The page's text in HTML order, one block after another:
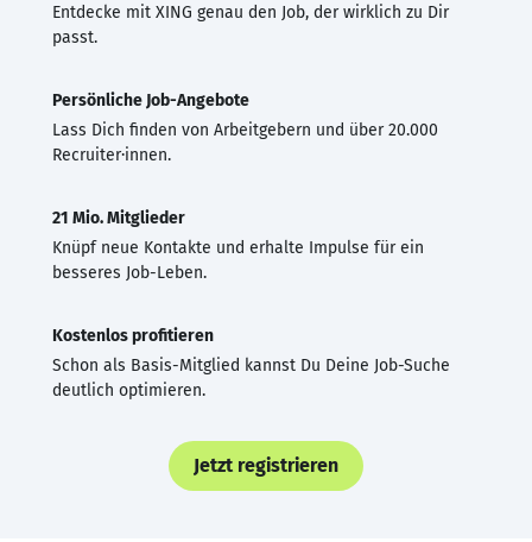
Entdecke mit XING genau den Job, der wirklich zu Dir
passt.
Persönliche Job-Angebote
Lass Dich finden von Arbeitgebern und über 20.000
Recruiter·innen.
21 Mio. Mitglieder
Knüpf neue Kontakte und erhalte Impulse für ein
besseres Job-Leben.
Kostenlos profitieren
Schon als Basis-Mitglied kannst Du Deine Job-Suche
deutlich optimieren.
Jetzt registrieren